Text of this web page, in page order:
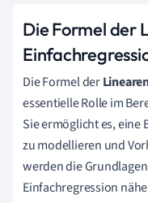
Die Formel der
Die Formel der
essentielle Rolle im
Sie ermöglicht es, eine
zu modellieren und
werden die
Einfachregression